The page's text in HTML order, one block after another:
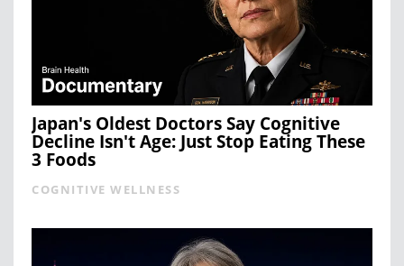
Japan's Oldest Doctors Say Cognitive
Decline Isn't Age: Just Stop Eating These
3 Foods
COGNITIVE WELLNESS